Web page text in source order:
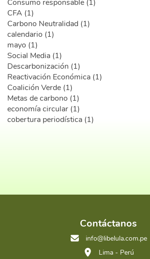
Consumo responsable (1)
CFA (1)
Carbono Neutralidad (1)
calendario (1)
mayo (1)
Social Media (1)
Descarbonización (1)
Reactivación Económica (1)
Coalición Verde (1)
Metas de carbono (1)
economía circular (1)
cobertura periodística (1)
Contáctanos
info@libelula.com.pe
Lima - Perú